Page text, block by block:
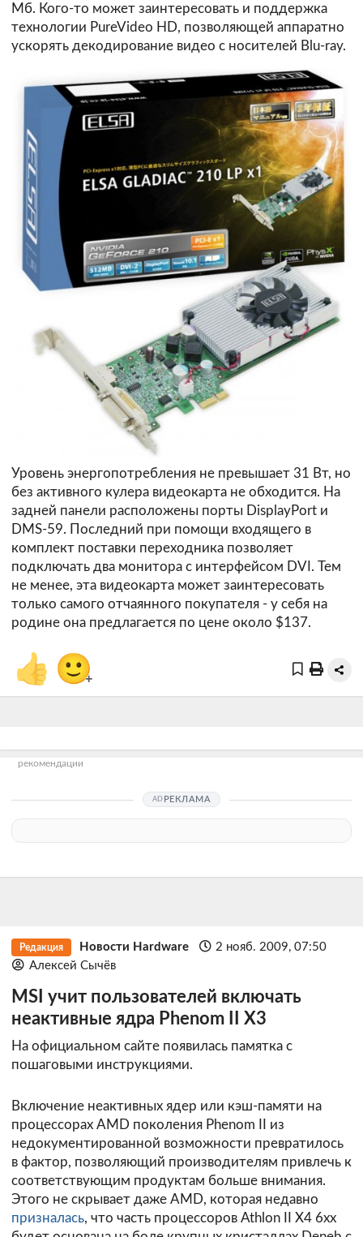
Мб. Кого-то может заинтересовать и поддержка
технологии PureVideo HD, позволяющей аппаратно
ускорять декодирование видео с носителей Blu-ray.
Уровень энергопотребления не превышает 31 Вт, но
без активного кулера видеокарта не обходится. На
задней панели расположены порты DisplayPort и
DMS-59. Последний при помощи входящего в
комплект поставки переходника позволяет
подключать два монитора с интерфейсом DVI. Тем
не менее, эта видеокарта может заинтересовать
только самого отчаянного покупателя - у себя на
родине она предлагается по цене около $137.
👍 🙂+
рекомендации
РЕКЛАМА
Редакция Новости Hardware
2 нояб. 2009, 07:50
Алексей Сычёв
MSI учит пользователей включать
неактивные ядра Phenom II X3
На официальном сайте появилась памятка с
пошаговыми инструкциями.
Включение неактивных ядер или кэш-памяти на
процессорах AMD поколения Phenom II из
недокументированной возможности превратилось
в фактор, позволяющий производителям привлечь к
соответствующим продуктам больше внимания.
Этого не скрывает даже AMD, которая недавно
призналась, что часть процессоров Athlon II X4 6xx